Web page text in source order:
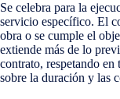
Se celebra para la
servicio específico. El
obra o se cumple el
extiende más de lo
contrato, respetando
sobre la duración y las